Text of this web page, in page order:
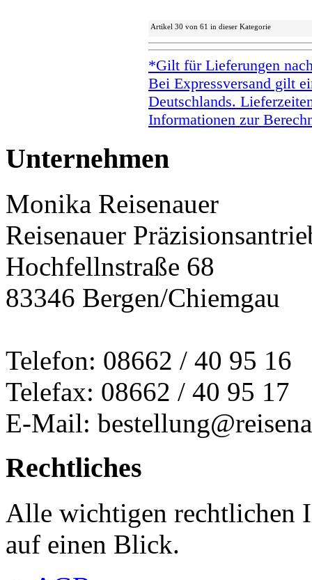
Artikel 30 von 61 in dieser Kategorie
*Gilt für Lieferungen
Bei Expressversand gilt
Deutschlands.
Informationen zur
Unternehmen
Monika Reisenauer
Reisenauer
Hochfellnstraße 68
83346 Bergen/Chiemgau
Telefon: 08662 / 40 95 16
Telefax: 08662 / 40 95 17
E-Mail:
Rechtliches
Alle wichtigen rechtlichen
auf einen Blick.